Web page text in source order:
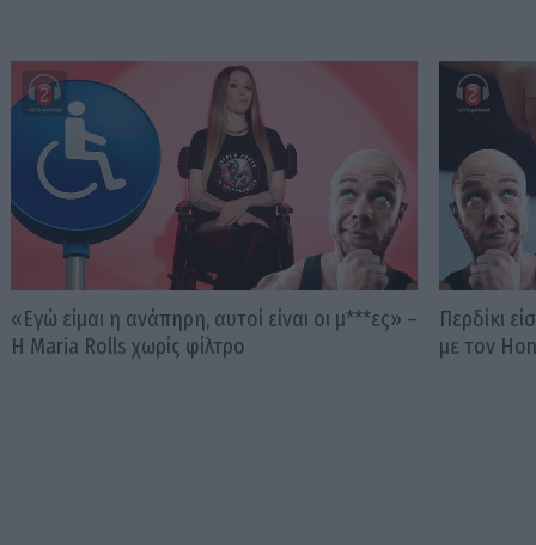
«Εγώ είμαι η ανάπηρη, αυτοί είναι οι μ***ες» –
Η Maria Rolls χωρίς φίλτρο
Περδίκι
με τον